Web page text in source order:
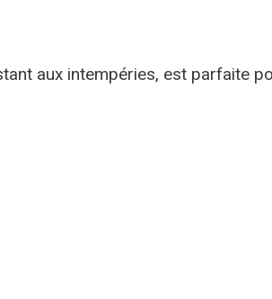
aux intempéries, est parfaite